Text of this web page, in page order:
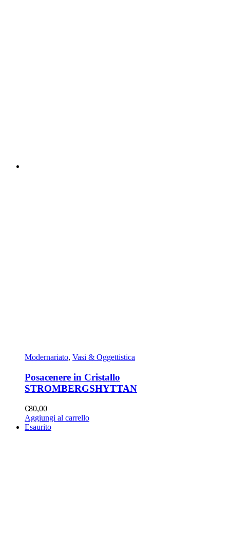
Modernariato, Vasi & Oggettistica
Posacenere in Cristallo
STROMBERGSHYTTAN
€80,00
Aggiungi al carrello
Esaurito